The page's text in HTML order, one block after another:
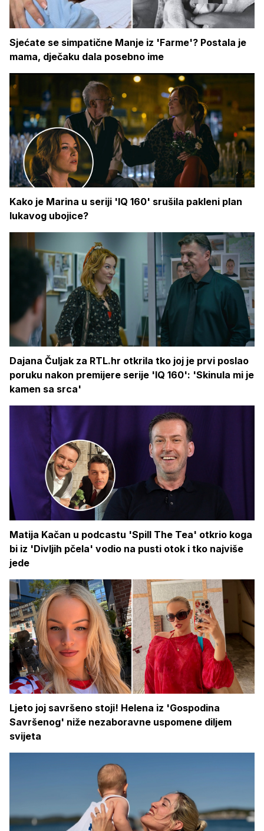
Sjećate se simpatične Manje iz 'Farme'? Postala je
mama, dječaku dala posebno ime
Kako je Marina u seriji 'IQ 160' srušila pakleni plan
lukavog ubojice?
Dajana Čuljak za RTL.hr otkrila tko joj je prvi poslao
poruku nakon premijere serije 'IQ 160': 'Skinula mi je
kamen sa srca'
Matija Kačan u podcastu 'Spill The Tea' otkrio koga
bi iz 'Divljih pčela' vodio na pusti otok i tko najviše
jede
Ljeto joj savršeno stoji! Helena iz 'Gospodina
Savršenog' niže nezaboravne uspomene diljem
svijeta